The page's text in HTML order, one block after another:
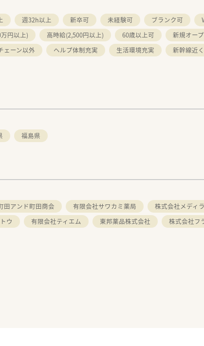
週32h以上 新卒可 未経験可 ブランク可
円以上) 高時給(2,500円以上) 60歳以上可 新規オー
ェーン以外 ヘルプ体制充実 生活環境充実 新幹線近く
福島県
田アンド町田商会 有限会社サワカミ薬局 株式会社メディ
ウ 有限会社ティエム 東邦薬品株式会社 株式会社フ